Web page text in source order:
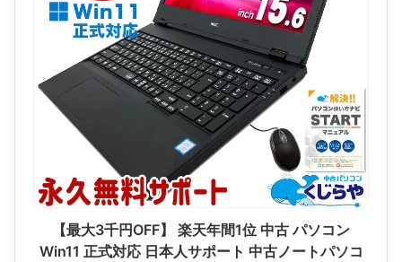
【最大3千円OFF】 楽天年間1位 中古 パソコン
Win11 正式対応 日本人サポート 中古ノートパソコ